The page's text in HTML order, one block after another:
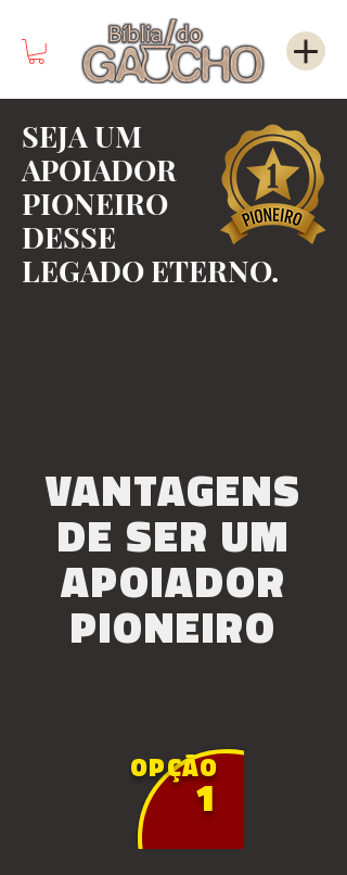
SEJA UM
APOIADOR
PIONEIRO
DESSE
LEGADO ETERNO.
VANTAGENS
DE SER UM
APOIADOR
PIONEIRO
OPÇÃO
1